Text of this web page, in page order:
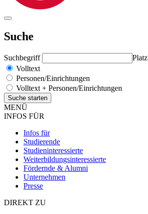
Suche
Suchbegriff
Volltext
Personen/Einrichtungen
Volltext + Personen/Einrichtungen
MENÜ
INFOS FÜR
Infos für
Studierende
Studieninteressierte
Weiterbildungsinteressierte
Fördernde & Alumni
Unternehmen
Presse
DIREKT ZU